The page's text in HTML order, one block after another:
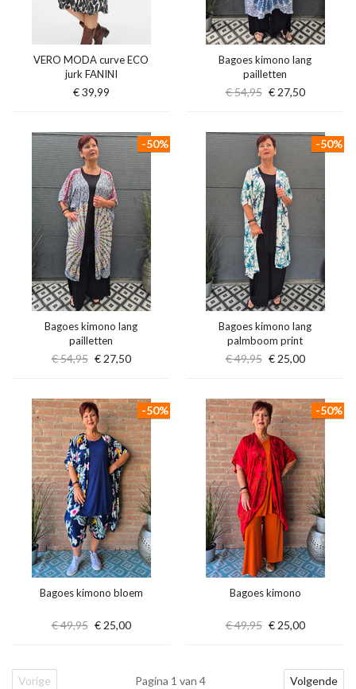
VERO MODA curve ECO
jurk FANINI
€ 39,99
Bagoes kimono lang
pailletten
€ 54,95 € 27,50
Bagoes kimono lang
pailletten
€ 54,95 € 27,50
-50%
Bagoes kimono lang
palmboom print
€ 49,95 € 25,00
-50%
Bagoes kimono bloem
€ 49,95 € 25,00
-50%
Bagoes kimono
€ 49,95 € 25,00
-50%
Vorige Pagina 1 van 4 Volgende